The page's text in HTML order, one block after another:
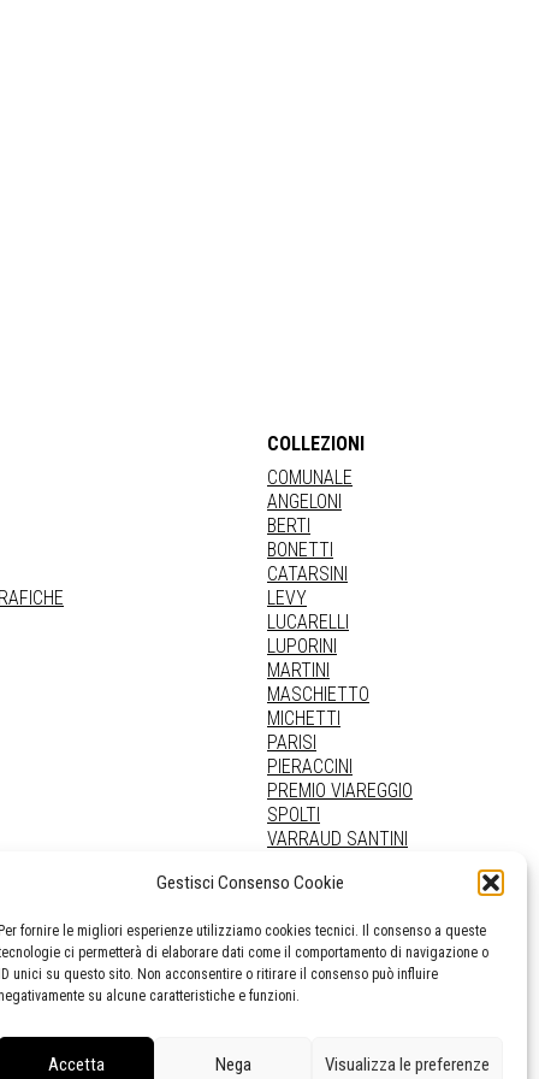
Gestisci Consenso Cookie
Per fornire le migliori esperienze utilizziamo cookies tecnici. Il consenso a queste
ci permetterà di elaborare dati come il comportamento di navigazione o
ID unici su questo sito. Non acconsentire o ritirare il consenso può influire
su alcune caratteristiche e funzioni.
Accetta Nega Visualizza le preferenze
COLLEZIONI
COMUNALE
ANGELONI
BERTI
BONETTI
CATARSINI
LEVY
LUCARELLI
LUPORINI
MARTINI
MASCHIETTO
MICHETTI
PARISI
PIERACCINI
PREMIO VIAREGGIO
SPOLTI
VARRAUD SANTINI